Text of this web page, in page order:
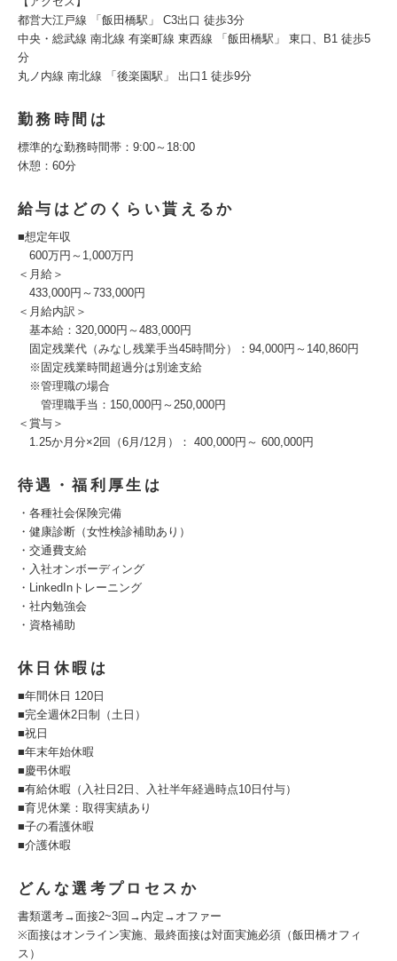
都営大江戸線 「飯田橋駅」 C3出口 徒歩3分
中央・総武線 南北線 有楽町線 東西線 「飯田橋駅」 東口、B1 徒歩5
分
丸ノ内線 南北線 「後楽園駅」 出口1 徒歩9分
勤務時間は
標準的な勤務時間帯：9:00～18:00
休憩：60分
給与はどのくらい貰えるか
■想定年収
600万円～1,000万円
＜月給＞
433,000円～733,000円
＜月給内訳＞
基本給：320,000円～483,000円
固定残業代（みなし残業手当45時間分）：94,000円～140,860円
※固定残業時間超過分は別途支給
※管理職の場合
管理職手当：150,000円～250,000円
＜賞与＞
1.25か月分×2回（6月/12月）： 400,000円～ 600,000円
待遇・福利厚生は
・各種社会保険完備
・健康診断（女性検診補助あり）
・交通費支給
・入社オンボーディング
・LinkedInトレーニング
・社内勉強会
・資格補助
休日休暇は
■年間休日 120日
■完全週休2日制（土日）
■祝日
■年末年始休暇
■慶弔休暇
■有給休暇（入社日2日、入社半年経過時点10日付与）
■育児休業：取得実績あり
■子の看護休暇
■介護休暇
どんな選考プロセスか
書類選考→面接2~3回→内定→オファー
※面接はオンライン実施、最終面接は対面実施必須（飯田橋オフィ
ス）